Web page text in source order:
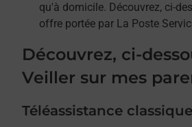
qu'à domicile. Découvrez, ci-
offre portée par La Poste
Découvrez, ci-
Veiller sur mes
Téléassistance